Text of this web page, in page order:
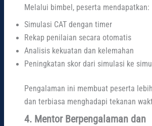
Melalui bimbel, peserta mendapatkan:
Simulasi CAT dengan timer
Rekap penilaian secara otomatis
Analisis kekuatan dan kelemahan
Peningkatan skor dari simulasi ke
Pengalaman ini membuat peserta
dan terbiasa menghadapi tekanan
4. Mentor Berpengalaman dan